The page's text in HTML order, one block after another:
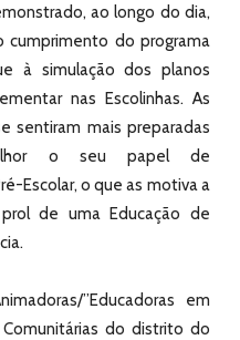
ao longo do dia,
do programa
à simulação dos planos
nas Escolinhas. As
sentiram mais preparadas
o seu papel de
Escolar, o que as motiva a
de uma Educação de
”Educadoras em
do distrito do